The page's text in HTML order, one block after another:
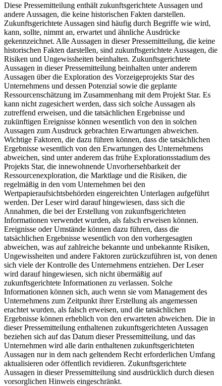
Diese Pressemitteilung enthält zukunftsgerichtete Aussagen und
andere Aussagen, die keine historischen Fakten darstellen.
Zukunftsgerichtete Aussagen sind häufig durch Begriffe wie wird,
kann, sollte, nimmt an, erwartet und ähnliche Ausdrücke
gekennzeichnet. Alle Aussagen in dieser Pressemitteilung, die keine
historischen Fakten darstellen, sind zukunftsgerichtete Aussagen, die
Risiken und Ungewissheiten beinhalten. Zukunftsgerichtete
Aussagen in dieser Pressemitteilung beinhalten unter anderem
Aussagen über die Exploration des Vorzeigeprojekts Star des
Unternehmens und dessen Potenzial sowie die geplante
Ressourcenschätzung im Zusammenhang mit dem Projekt Star. Es
kann nicht zugesichert werden, dass sich solche Aussagen als
zutreffend erweisen, und die tatsächlichen Ergebnisse und
zukünftigen Ereignisse können wesentlich von den in solchen
Aussagen zum Ausdruck gebrachten Erwartungen abweichen.
Wichtige Faktoren, die dazu führen können, dass die tatsächlichen
Ergebnisse wesentlich von den Erwartungen des Unternehmens
abweichen, sind unter anderem das frühe Explorationsstadium des
Projekts Star, die innewohnende Unvorhersehbarkeit der
Ressourcenexploration, die Marktlage und die Risiken, die
regelmäßig in den vom Unternehmen bei den
Wertpapieraufsichtsbehörden eingereichten Unterlagen aufgeführt
werden. Der Leser wird darauf hingewiesen, dass sich die
Annahmen, die bei der Erstellung von zukunftsgerichteten
Informationen verwendet wurden, als falsch erweisen können.
Ereignisse oder Umstände können dazu führen, dass die
tatsächlichen Ergebnisse wesentlich von den vorhergesagten
abweichen, was auf zahlreiche bekannte und unbekannte Risiken,
Ungewissheiten und andere Faktoren zurückzuführen ist, von denen
sich viele der Kontrolle des Unternehmens entziehen. Der Leser
wird darauf hingewiesen, sich nicht übermäßig auf
zukunftsgerichtete Informationen zu verlassen. Solche
Informationen können sich, auch wenn sie vom Management des
Unternehmens zum Zeitpunkt ihrer Erstellung als angemessen
erachtet wurden, als falsch erweisen, und die tatsächlichen
Ergebnisse können erheblich von den erwarteten abweichen. Die in
dieser Pressemitteilung enthaltenen zukunftsgerichteten Aussagen
beziehen sich auf das Datum dieser Pressemitteilung, und das
Unternehmen wird alle darin enthaltenen zukunftsgerichteten
Aussagen nur in dem nach geltendem Recht erforderlichen Umfang
aktualisieren oder öffentlich revidieren. Zukunftsgerichtete
Aussagen in dieser Pressemitteilung sind ausdrücklich durch diesen
vorsorglichen Hinweis eingeschränkt.